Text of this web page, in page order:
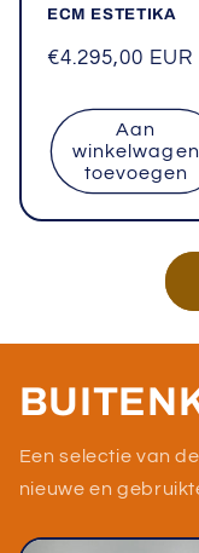
ECM ESTETIKA
Normale
€4.295,00 EUR
Aan
winkelwagen
toevoegen
Een selectie van
nieuwe en